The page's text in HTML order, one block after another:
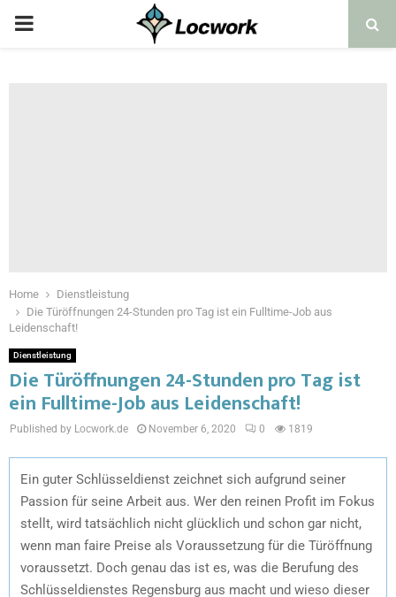
Home
Dienstleistung
Die Türöffnungen 24-Stunden pro Tag ist ein Fulltime-Job aus
Leidenschaft!
Dienstleistung
Die Türöffnungen 24-Stunden pro Tag ist
ein Fulltime-Job aus Leidenschaft!
Published by Locwork.de November 6, 2020 0 1819
Ein guter Schlüsseldienst zeichnet sich aufgrund seiner
Passion für seine Arbeit aus. Wer den reinen Profit im Fokus
stellt, wird tatsächlich nicht glücklich und schon gar nicht,
wenn man faire Preise als Voraussetzung für die Türöffnung
voraussetzt. Doch genau das ist es, was die Berufung des
Schlüsseldienstes Regensburg aus macht und wieso dieser